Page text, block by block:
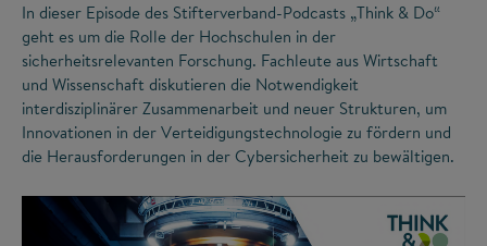
In dieser Episode des Stifterverband-Podcasts „Think & Do“
geht es um die Rolle der Hochschulen in der
sicherheitsrelevanten Forschung. Fachleute aus Wirtschaft
und Wissenschaft diskutieren die Notwendigkeit
interdisziplinärer Zusammenarbeit und neuer Strukturen, um
Innovationen in der Verteidigungstechnologie zu fördern und
die Herausforderungen in der Cybersicherheit zu bewältigen.